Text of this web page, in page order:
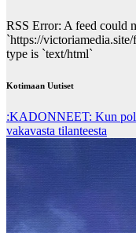
RSS Error: A feed could
`https://
type is `text/html`
Kotimaan Uutiset
:KADONNEET: Kun
vakavasta tilanteesta